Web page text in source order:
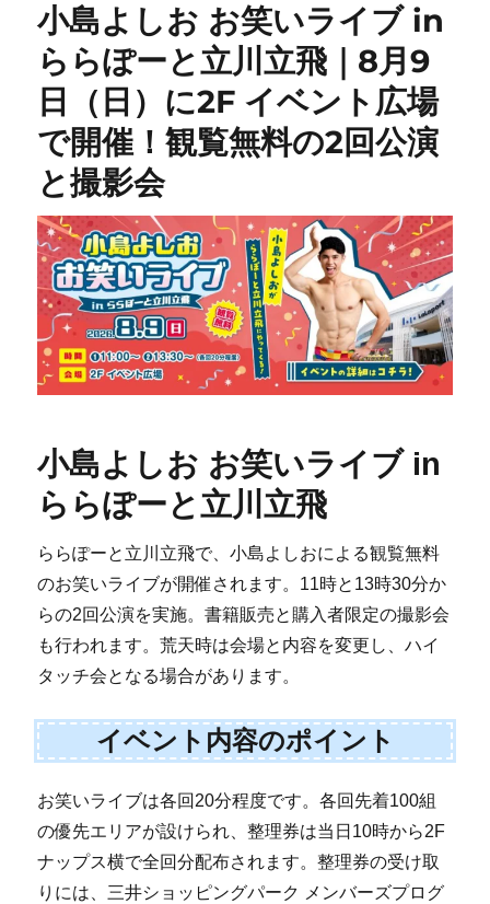
小島よしお お笑いライブ in
ららぽーと立川立飛｜8月9
日（日）に2F イベント広場
で開催！観覧無料の2回公演
と撮影会
小島よしお お笑いライブ in
ららぽーと立川立飛
ららぽーと立川立飛で、小島よしおによる観覧無料
のお笑いライブが開催されます。11時と13時30分か
らの2回公演を実施。書籍販売と購入者限定の撮影会
も行われます。荒天時は会場と内容を変更し、ハイ
タッチ会となる場合があります。
イベント内容のポイント
お笑いライブは各回20分程度です。各回先着100組
の優先エリアが設けられ、整理券は当日10時から2F
ナップス横で全回分配布されます。整理券の受け取
りには、三井ショッピングパーク メンバーズプログ